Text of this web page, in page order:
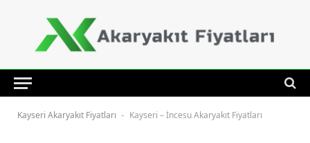
Kayseri Akaryakıt Fiyatları - Kayseri – İncesu Akaryakıt Fiyatları